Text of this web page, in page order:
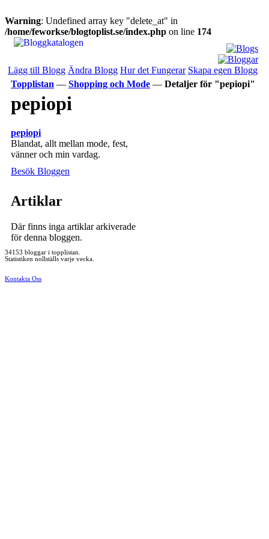
Warning: Undefined array key "delete_at" in
/home/feworkse/blogtoplist.se/index.php on line 174
Lägg till Blogg Ändra Blogg Hur det Fungerar Skapa egen Blogg
Topplistan — Shopping och Mode — Detaljer för "pepiopi"
pepiopi
pepiopi
Blandat, allt mellan mode, fest,
vänner och min vardag.
Besök Bloggen
Artiklar
Där finns inga artiklar arkiverade
för denna bloggen.
34153 bloggar i topplistan.
Statistiken nollställs varje vecka.
Kontakta Oss